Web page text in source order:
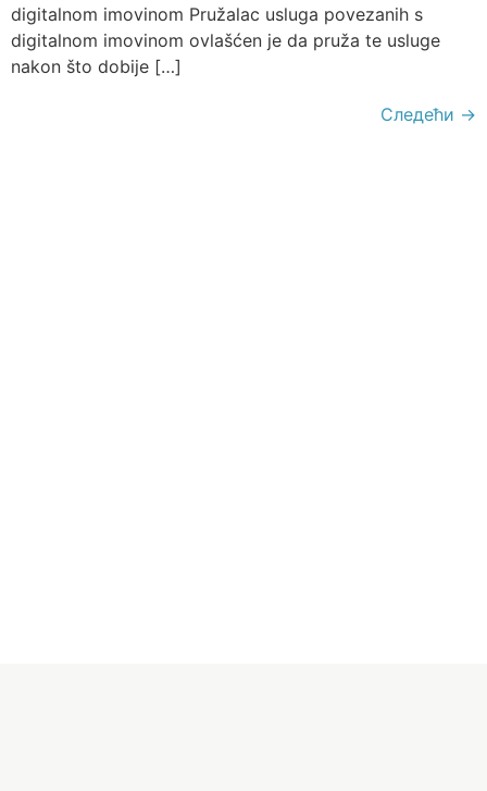
digitalnom imovinom Pružalac usluga povezanih s
digitalnom imovinom ovlašćen je da pruža te usluge
nakon što dobije […]
Следећи →